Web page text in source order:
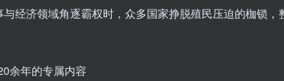
经济领域角逐霸权时，众多国家挣脱殖民压迫的枷锁
余年的专属内容